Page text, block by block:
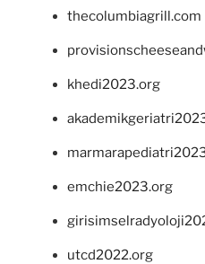
thecolumbiagrill.com
khedi2023.org
emchie2023.org
utcd2022.org